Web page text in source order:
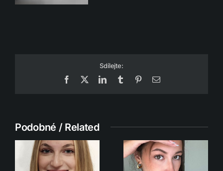
Sdílejte:
Facebook
LinkedInTumblr PinterestEmail
Podobné / Related